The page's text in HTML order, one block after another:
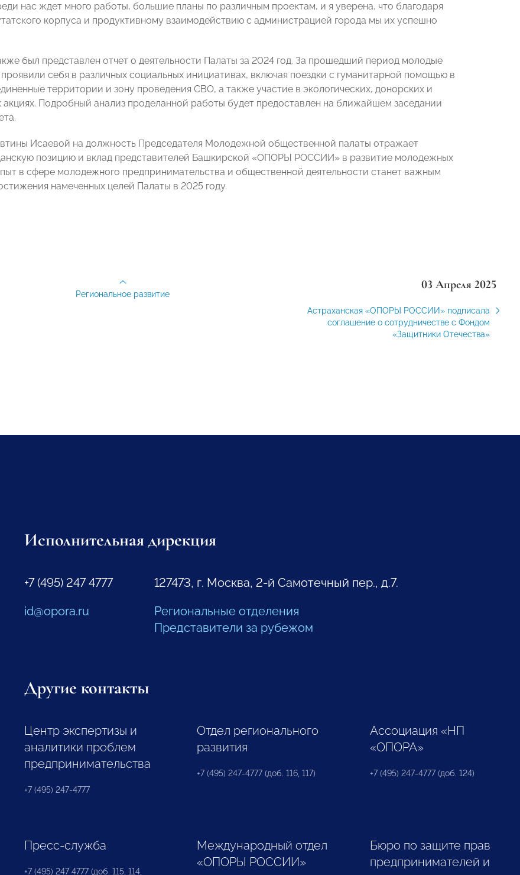
нас ждет много работы, большие планы по различным проектам, и я уверена, что благодаря
корпуса и продуктивному взаимодействию с администрацией города мы их успешно
был представлен отчет о деятельности Палаты за 2024 год. За прошедший период молодые
себя в различных социальных инициативах, включая поездки с гуманитарной помощью в
территории и зону проведения СВО, а также участие в экологических, донорских и
акциях. Подробный анализ проделанной работы будет предоставлен на ближайшем заседании
Исаевой на должность Председателя Молодежной общественной палаты отражает
позицию и вклад представителей Башкирской «ОПОРЫ РОССИИ» в развитие молодежных
в сфере молодежного предпринимательства и общественной деятельности станет важным
намеченных целей Палаты в 2025 году.
03 Апреля 2025
Астраханская «ОПОРЫ РОССИИ» подписала
соглашение о сотрудничестве с Фондом
«Защитники Отечества»
Региональное развитие
Исполнительная дирекция
+7 (495) 247 4777
id@opora.ru
127473, г. Москва, 2-й Самотечный пер., д.7.
Региональные отделения
Представители за рубежом
Другие контакты
Центр экспертизы и
аналитики проблем
предпринимательства
+7 (495) 247-4777
Отдел регионального
развития
+7 (495) 247-4777 (доб. 116, 117)
Ассоциация «НП
«ОПОРА»
+7 (495) 247-4777 (доб. 124)
Пресс-служба
+7 (495) 247 4777 (доб. 115, 114,
Международный отдел
«ОПОРЫ РОССИИ»
Бюро по защите прав
предпринимателей и